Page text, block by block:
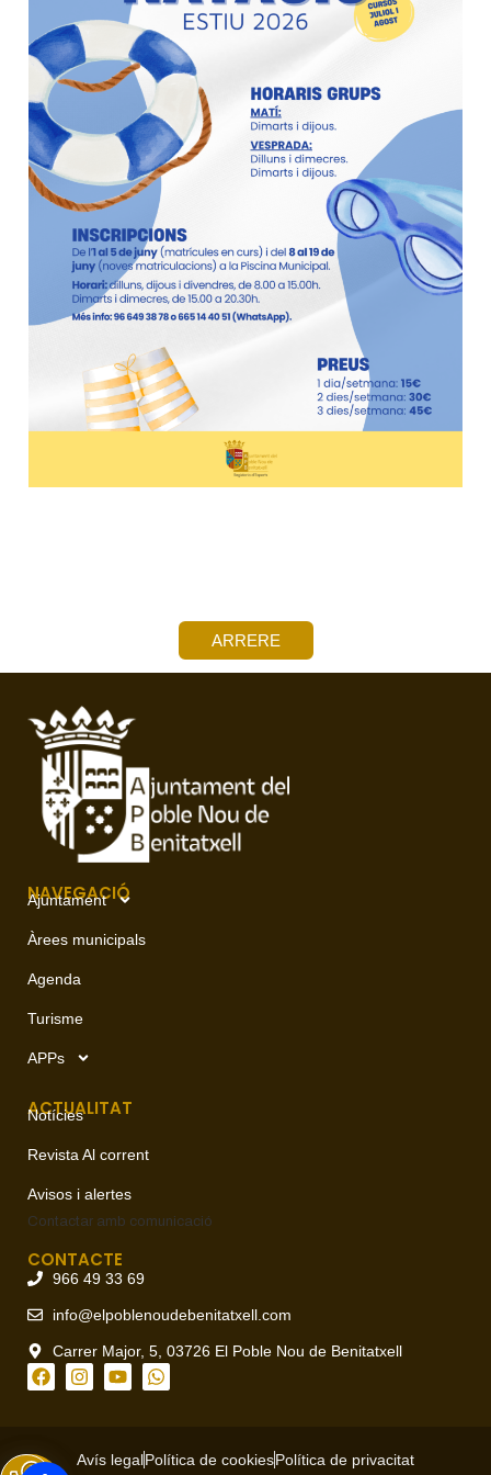
ARRERE
NAVEGACIÓ
Ajuntament
Àrees municipals
Agenda
Turisme
APPs
ACTUALITAT
Notícies
Revista Al corrent
Avisos i alertes
Contactar amb comunicació
CONTACTE
966 49 33 69
info@elpoblenoudebenitatxell.com
Carrer Major, 5, 03726 El Poble Nou de Benitatxell
Avís legalPolítica de cookiesPolítica de privacitat